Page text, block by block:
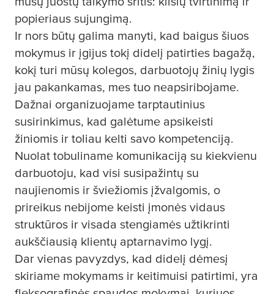
popieriaus sujungimą.
Ir nors būtų galima manyti, kad baigus šiuos
mokymus ir įgijus tokį didelį patirties bagažą,
kokį turi mūsų kolegos, darbuotojų žinių lygis
jau pakankamas, mes tuo neapsiribojame.
Dažnai organizuojame tarptautinius
susirinkimus, kad galėtume apsikeisti
žiniomis ir toliau kelti savo kompetenciją.
Nuolat tobuliname komunikaciją su kiekvienu
darbuotoju, kad visi susipažintų su
naujienomis ir šviežiomis įžvalgomis, o
prireikus nebijome keisti įmonės vidaus
struktūros ir visada stengiamės užtikrinti
aukščiausią klientų aptarnavimo lygį.
Dar vienas pavyzdys, kad didelį dėmesį
skiriame mokymams ir keitimuisi patirtimi, yra